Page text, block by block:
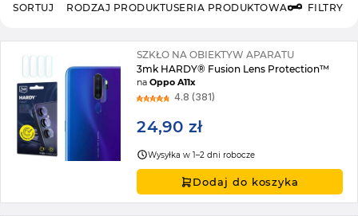
RODZAJ PRODUKTUSERIA PRODUKTOWA FILTRY
SORTUJ
SZKŁO NA OBIEKTYW APARATU
3mk HARDY® Fusion Lens Protection™
naOppo A11x
4.8 (381)
24,90 zł
Wysyłka w 1–2 dni robocze
Dodaj do koszyka